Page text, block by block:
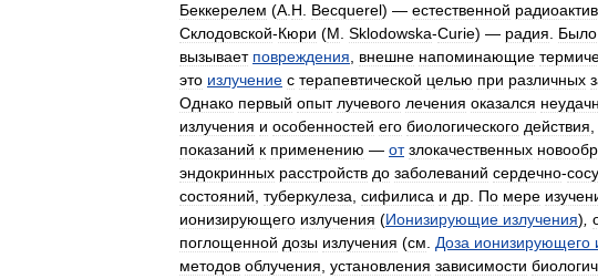
Беккерелем (А Н Becquerel) — естественной
Склодовской-Кюри (М Sklodowska-Curie) — радия Было
вызывает повреждения внешне напоминающие
это излучение с терапевтической целью при различных
Однако первый опыт лучевого лечения оказался
излучения и особенностей его биологического действия
показаний к применению — от злокачественных
эндокринных расстройств до заболеваний сердечно-
состояний туберкулеза сифилиса и др По мере
ионизирующего излучения (Ионизирующие излучения)
поглощенной дозы излучения (см Доза ионизирующего
методов облучения установления зависимости